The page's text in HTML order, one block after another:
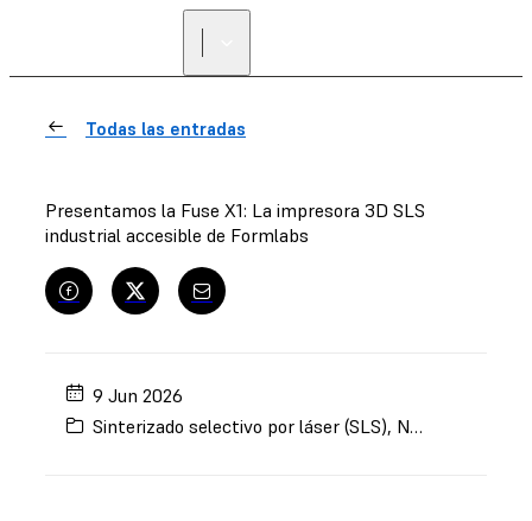
Todas las entradas
Presentamos la Fuse X1: La impresora 3D SLS
industrial accesible de Formlabs
9 Jun 2026
Sinterizado selectivo por láser (SLS), Noticias